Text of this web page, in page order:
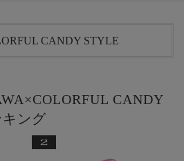
CANDY STYLE
CANDY
ング